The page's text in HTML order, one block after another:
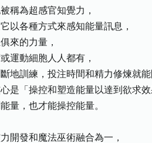
為超感官知覺力，
各種方式來感知能量訊息，
的力量，
動細胞人人都有，
訓練，投注時間和精力修煉就能
「操控和塑造能量以達到欲求效
，也才能操控能量。
發和魔法巫術融合為一，